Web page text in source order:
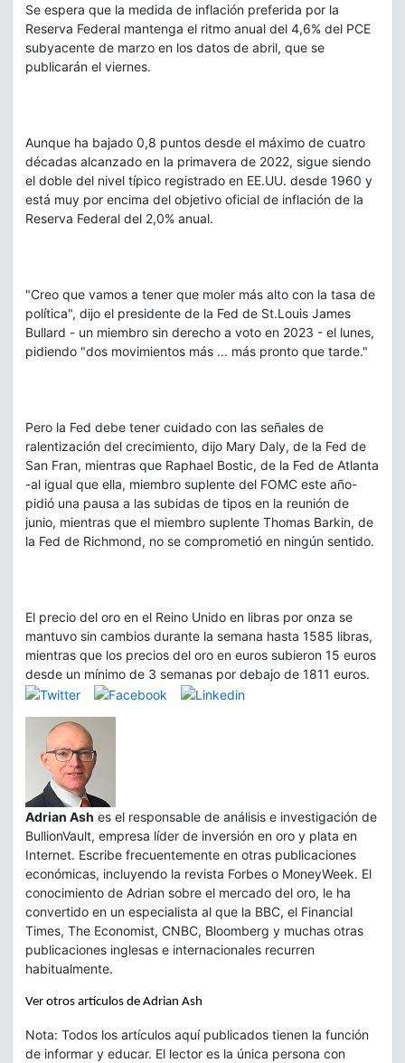
Se espera que la medida de inflación preferida por la
Reserva Federal mantenga el ritmo anual del 4,6% del PCE
subyacente de marzo en los datos de abril, que se
publicarán el viernes.
Aunque ha bajado 0,8 puntos desde el máximo de cuatro
décadas alcanzado en la primavera de 2022, sigue siendo
el doble del nivel típico registrado en EE.UU. desde 1960 y
está muy por encima del objetivo oficial de inflación de la
Reserva Federal del 2,0% anual.
"Creo que vamos a tener que moler más alto con la tasa de
política", dijo el presidente de la Fed de St.Louis James
Bullard - un miembro sin derecho a voto en 2023 - el lunes,
pidiendo "dos movimientos más ... más pronto que tarde."
Pero la Fed debe tener cuidado con las señales de
ralentización del crecimiento, dijo Mary Daly, de la Fed de
San Fran, mientras que Raphael Bostic, de la Fed de Atlanta
-al igual que ella, miembro suplente del FOMC este año-
pidió una pausa a las subidas de tipos en la reunión de
junio, mientras que el miembro suplente Thomas Barkin, de
la Fed de Richmond, no se comprometió en ningún sentido.
El precio del oro en el Reino Unido en libras por onza se
mantuvo sin cambios durante la semana hasta 1585 libras,
mientras que los precios del oro en euros subieron 15 euros
desde un mínimo de 3 semanas por debajo de 1811 euros.
Adrian Ash es el responsable de análisis e investigación de
BullionVault, empresa líder de inversión en oro y plata en
Internet. Escribe frecuentemente en otras publicaciones
económicas, incluyendo la revista Forbes o MoneyWeek. El
conocimiento de Adrian sobre el mercado del oro, le ha
convertido en un especialista al que la BBC, el Financial
Times, The Economist, CNBC, Bloomberg y muchas otras
publicaciones inglesas e internacionales recurren
habitualmente.
Ver otros artículos de Adrian Ash
Nota: Todos los artículos aquí publicados tienen la función
de informar y educar. El lector es la única persona con